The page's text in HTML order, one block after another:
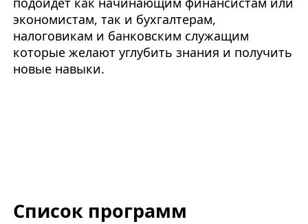
экономистам, так и бухгалтерам,
налоговикам и банковским служащим
которые желают углубить знания и получить
новые навыки.
Список программ